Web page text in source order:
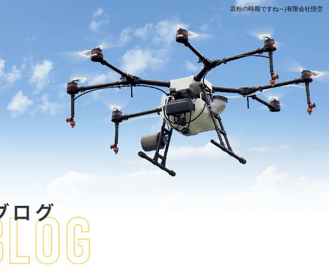
花粉の時期ですね～|有限会社悟空